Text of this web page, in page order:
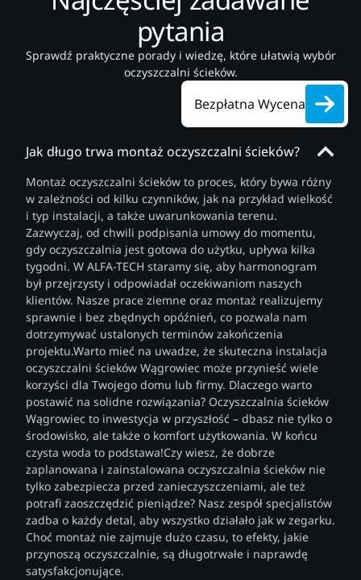
Jak długo trwa montaż oczyszczalni ścieków?
Montaż oczyszczalni ścieków to proces, który bywa różny
w zależności od kilku czynników, jak na przykład wielkość
i typ instalacji, a także uwarunkowania terenu.
Zazwyczaj, od chwili podpisania umowy do momentu,
gdy oczyszczalnia jest gotowa do użytku, upływa kilka
tygodni. W ALFA-TECH staramy się, aby harmonogram
był przejrzysty i odpowiadał oczekiwaniom naszych
klientów. Nasze prace ziemne oraz montaż realizujemy
sprawnie i bez zbędnych opóźnień, co pozwala nam
dotrzymywać ustalonych terminów zakończenia
projektu.Warto mieć na uwadze, że skuteczna instalacja
oczyszczalni ścieków Wągrowiec może przynieść wiele
korzyści dla Twojego domu lub firmy. Dlaczego warto
postawić na solidne rozwiązania? Oczyszczalnia ścieków
Wągrowiec to inwestycja w przyszłość – dbasz nie tylko o
środowisko, ale także o komfort użytkowania. W końcu
czysta woda to podstawa!Czy wiesz, że dobrze
zaplanowana i zainstalowana oczyszczalnia ścieków nie
tylko zabezpiecza przed zanieczyszczeniami, ale też
potrafi zaoszczędzić pieniądze? Nasz zespół specjalistów
zadba o każdy detal, aby wszystko działało jak w zegarku.
Choć montaż nie zajmuje dużo czasu, to efekty, jakie
przynoszą oczyszczalnie, są długotrwałe i naprawdę
satysfakcjonujące.
pytania
Sprawdź praktyczne porady i wiedzę, które ułatwią wybór
oczyszczalni ścieków.
Bezpłatna Wycena